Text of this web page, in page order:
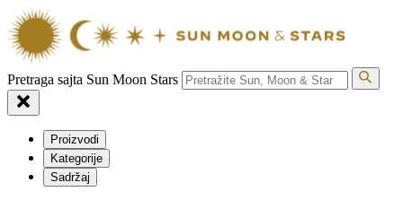
Pretraga sajta Sun Moon Stars
Proizvodi
Kategorije
Sadržaj